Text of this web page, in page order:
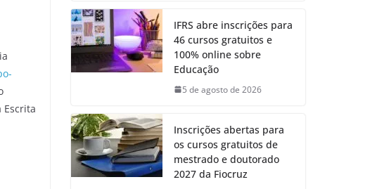
Escrita
IFRS abre inscrições para
46 cursos gratuitos e
100% online sobre
Educação
5 de agosto de 2026
Inscrições abertas para
os cursos gratuitos de
mestrado e doutorado
2027 da Fiocruz